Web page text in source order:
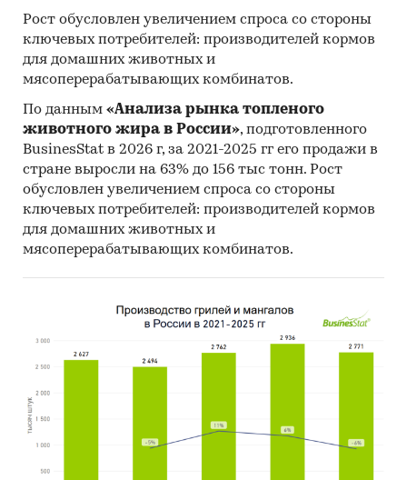
Рост обусловлен увеличением спроса со стороны
ключевых потребителей: производителей кормов
для домашних животных и
мясоперерабатывающих комбинатов.
По данным «Анализа рынка топленого
животного жира в России», подготовленного
BusinesStat в 2026 г, за 2021-2025 гг его продажи в
стране выросли на 63% до 156 тыс тонн. Рост
обусловлен увеличением спроса со стороны
ключевых потребителей: производителей кормов
для домашних животных и
мясоперерабатывающих комбинатов.